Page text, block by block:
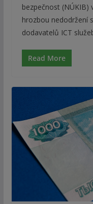
bezpečnost (NÚKIB)
hrozbou nedodržení
dodavatelů ICT
Read More